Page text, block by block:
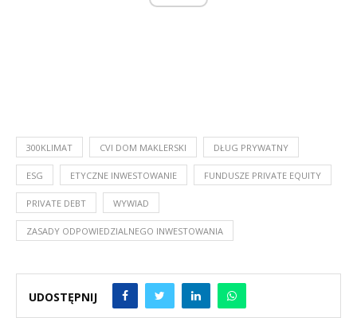
300KLIMAT CVI DOM MAKLERSKI DŁUG PRYWATNY
ESG ETYCZNE INWESTOWANIE FUNDUSZE PRIVATE EQUITY
PRIVATE DEBT WYWIAD
ZASADY ODPOWIEDZIALNEGO INWESTOWANIA
UDOSTĘPNIJ